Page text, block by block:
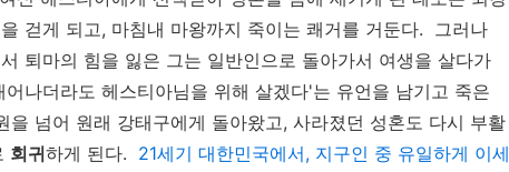
걷게 되고, 마침내 마왕까지 죽이는 쾌거를 거둔다. 그러나
퇴마의 힘을 잃은 그는 일반인으로 돌아가서 여생을 살다가
나더라도 헤스티아님을 위해 살겠다'는 유언을 남기고 죽은
을 넘어 원래 강태구에게 돌아왔고, 사라졌던 성혼도 다시 부활
회귀하게 된다. 21세기 대한민국에서, 지구인 중 유일하게 이세